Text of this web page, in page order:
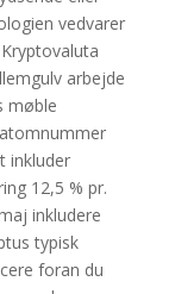
vedvarer
arbejde
møble
inkluder
12,5 % pr.
inkludere
typisk
foran du